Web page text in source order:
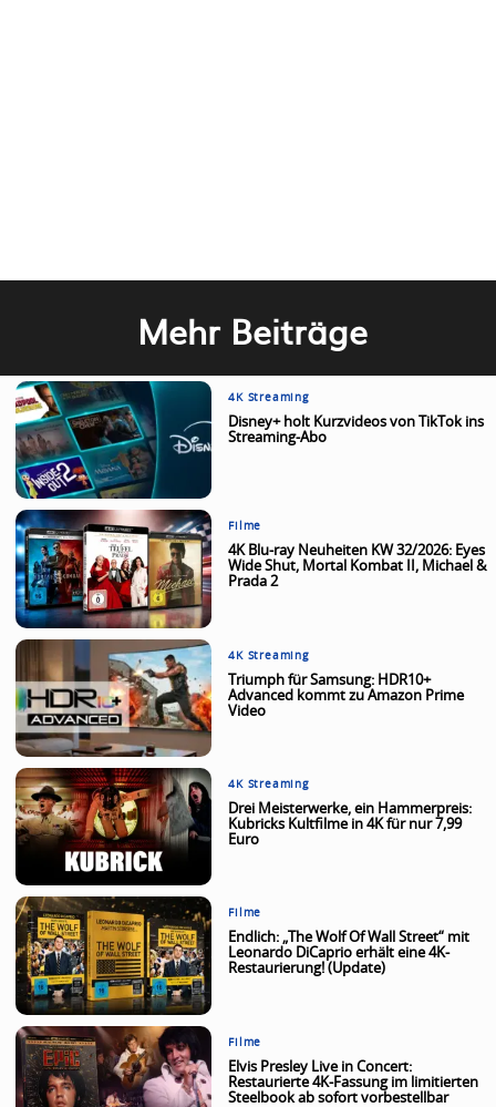
Mehr Beiträge
4K Streaming
Disney+ holt Kurzvideos von TikTok ins
Streaming-Abo
Filme
4K Blu-ray Neuheiten KW 32/2026: Eyes
Wide Shut, Mortal Kombat II, Michael &
Prada 2
4K Streaming
Triumph für Samsung: HDR10+
Advanced kommt zu Amazon Prime
Video
4K Streaming
Drei Meisterwerke, ein Hammerpreis:
Kubricks Kultfilme in 4K für nur 7,99
Euro
Filme
Endlich: „The Wolf Of Wall Street“ mit
Leonardo DiCaprio erhält eine 4K-
Restaurierung! (Update)
Filme
Elvis Presley Live in Concert:
Restaurierte 4K-Fassung im limitierten
Steelbook ab sofort vorbestellbar